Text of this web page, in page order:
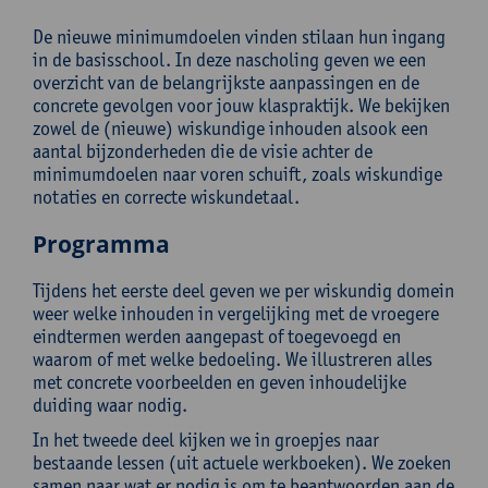
De nieuwe minimumdoelen vinden stilaan hun ingang
in de basisschool. In deze nascholing geven we een
overzicht van de belangrijkste aanpassingen en de
concrete gevolgen voor jouw klaspraktijk. We bekijken
zowel de (nieuwe) wiskundige inhouden alsook een
aantal bijzonderheden die de visie achter de
minimumdoelen naar voren schuift, zoals wiskundige
notaties en correcte wiskundetaal.
Programma
Tijdens het eerste deel geven we per wiskundig domein
weer welke inhouden in vergelijking met de vroegere
eindtermen werden aangepast of toegevoegd en
waarom of met welke bedoeling. We illustreren alles
met concrete voorbeelden en geven inhoudelijke
duiding waar nodig.
In het tweede deel kijken we in groepjes naar
bestaande lessen (uit actuele werkboeken). We zoeken